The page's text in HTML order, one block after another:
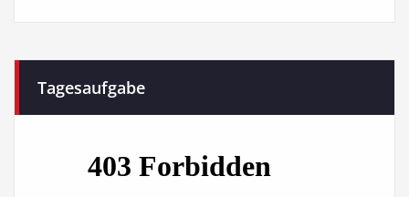
Tagesaufgabe